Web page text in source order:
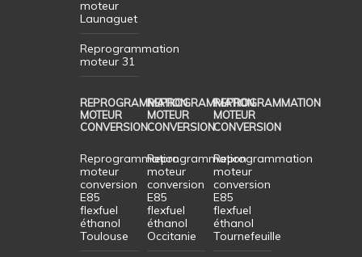
moteur
Launaguet
Reprogrammation
moteur 31
REPROGRAMMATION
MOTEUR
CONVERSION
Reprogrammation
moteur
conversion
E85
flexfuel
éthanol
Toulouse
REPROGRAMMATION
MOTEUR
CONVERSION
Reprogrammation
moteur
conversion
E85
flexfuel
éthanol
Occitanie
REPROGRAMMATION
MOTEUR
CONVERSION
Reprogrammation
moteur
conversion
E85
flexfuel
éthanol
Tournefeuille